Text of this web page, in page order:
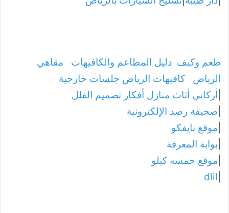
طعم وكيف دليل المطاعم والكافيهات
مقاهي
الرياض
كافيهات الرياض جلسات خارجية
أركاني أثاث منازل أفكار تصميم الفلل
صحيفة رصد الإلكترونية
موقع نايفكو
بوابة المعرفة
موقع خمسه كيلو
dlil